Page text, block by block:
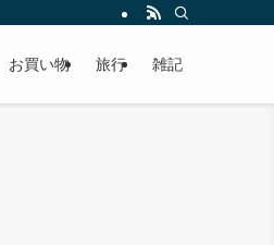
お買い物 旅行 雑記